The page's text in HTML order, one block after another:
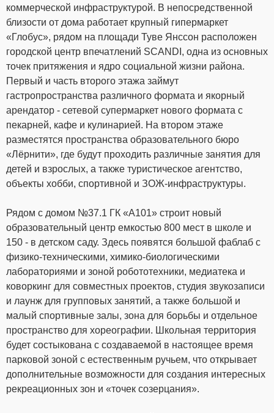
коммерческой инфраструктурой. В непосредственной
близости от дома работает крупный гипермаркет
«Глобус», рядом на площади Туве Янссон расположен
городской центр впечатлений SCANDI, одна из основных
точек притяжения и ядро социальной жизни района.
Первый и часть второго этажа займут
гастропространства различного формата и якорный
арендатор - сетевой супермаркет нового формата с
пекарней, кафе и кулинарией. На втором этаже
разместятся пространства образовательного бюро
«Лёрнити», где будут проходить различные занятия для
детей и взрослых, а также туристическое агентство,
объекты хобби, спортивной и ЗОЖ-инфраструктуры.
Рядом с домом №37.1 ГК «А101» строит новый
образовательный центр емкостью 800 мест в школе и
150 - в детском саду. Здесь появятся большой фаблаб с
физико-техническими, химико-биологическими
лабораториями и зоной робототехники, медиатека и
коворкинг для совместных проектов, студия звукозаписи
и лаунж для групповых занятий, а также большой и
малый спортивные залы, зона для борьбы и отдельное
пространство для хореографии. Школьная территория
будет состыкована с создаваемой в настоящее время
парковой зоной с естественным ручьем, что открывает
дополнительные возможности для создания интересных
рекреационных зон и «точек созерцания».